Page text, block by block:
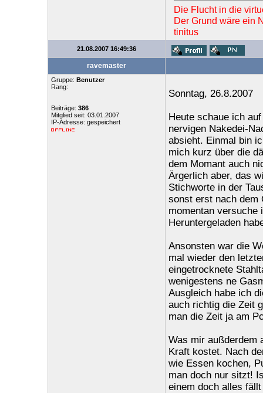
Die Flucht in die
Der Grund wäre ein
tinitus
21.08.2007 16:49:36
ravemaster
Gruppe: Benutzer
Rang:
Beiträge: 386
Mitglied seit: 03.01.2007
IP-Adresse: gespeichert
Sonntag, 26.8.2007
Heute schaue ich
nervigen Nakedei-
absieht. Einmal bin
mich kurz über die
dem Momant auch
Ärgerlich aber, das
Stichworte in der
sonst erst nach dem
momentan versuche
Heruntergeladen
Ansonsten war die
mal wieder den
eingetrocknete
wenigestens ne
Ausgleich habe ich
auch richtig die Zeit
man die Zeit ja am
Was mir außderdem
Kraft kostet. Nach
wie Essen kochen,
man doch nur sitzt!
einem doch alles